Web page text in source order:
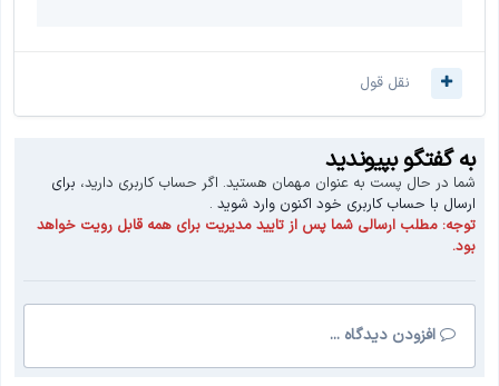
نقل قول
به گفتگو بپیوندید
شما در حال پست به عنوان مهمان هستید. اگر حساب کاربری دارید، برای
ارسال با حساب کاربری خود اکنون وارد شوید .
توجه: مطلب ارسالی شما پس از تایید مدیریت برای همه قابل رویت خواهد
بود.
افزودن دیدگاه ...